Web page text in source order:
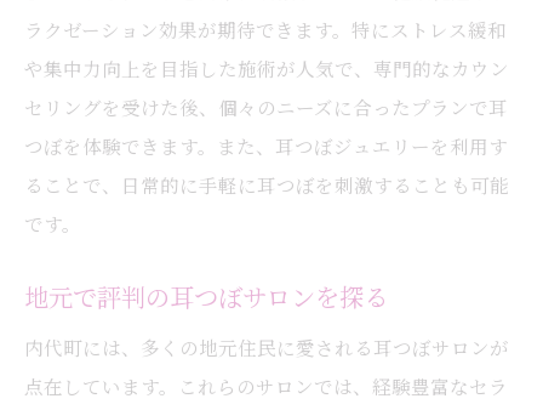
ラクゼーション効果が期待できます。特にストレス緩和
や集中力向上を目指した施術が人気で、専門的なカウン
セリングを受けた後、個々のニーズに合ったプランで耳
つぼを体験できます。また、耳つぼジュエリーを利用す
ることで、日常的に手軽に耳つぼを刺激することも可能
です。
地元で評判の耳つぼサロンを探る
内代町には、多くの地元住民に愛される耳つぼサロンが
点在しています。これらのサロンでは、経験豊富なセラ